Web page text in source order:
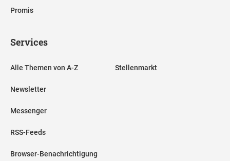
Promis
Services
Alle Themen von A-Z
Newsletter
Messenger
RSS-Feeds
Browser-Benachrichtigung
Stellenmarkt